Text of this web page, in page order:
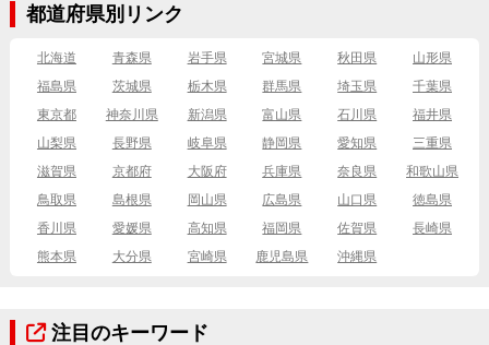
都道府県別リンク
北海道 青森県 岩手県 宮城県 秋田県
山形県
福島県
茨城県 栃木県 群馬県 埼玉県
千葉県
東京都
神奈川県 新潟県 富山県 石川県
福井県
山梨県
長野県 岐阜県 静岡県 愛知県
三重県
滋賀県
京都府 大阪府 兵庫県 奈良県
和歌山県
鳥取県
島根県 岡山県 広島県 山口県
徳島県
香川県
愛媛県 高知県 福岡県 佐賀県
長崎県
熊本県
大分県 宮崎県 鹿児島県 沖縄県
注目のキーワード